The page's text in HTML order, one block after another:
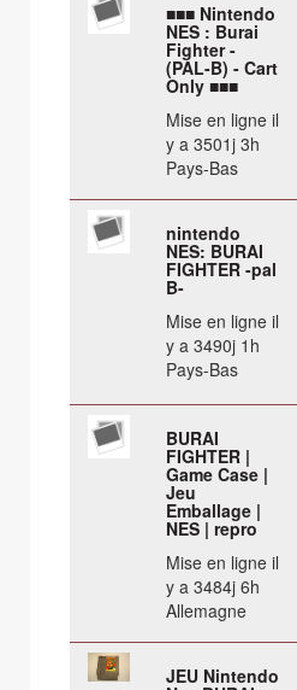
■■■ Nintendo
NES : Burai
Fighter -
(PAL-B) - Cart
Only ■■■
Mise en ligne il
y a 3501j 3h
Pays-Bas
nintendo
NES: BURAI
FIGHTER -pal
B-
Mise en ligne il
y a 3490j 1h
Pays-Bas
BURAI
FIGHTER |
Game Case |
Jeu
Emballage |
NES | repro
Mise en ligne il
y a 3484j 6h
Allemagne
JEU Nintendo